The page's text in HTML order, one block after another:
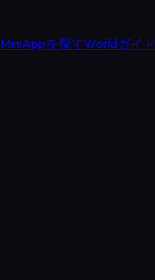
MiniAppを探すWorldガイド